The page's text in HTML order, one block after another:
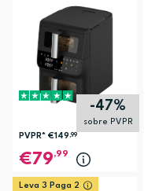
TOWERCHEF
-47%
sobre PVPR
PVPR* €149 ,99
79,99
Leva 3 Paga 2